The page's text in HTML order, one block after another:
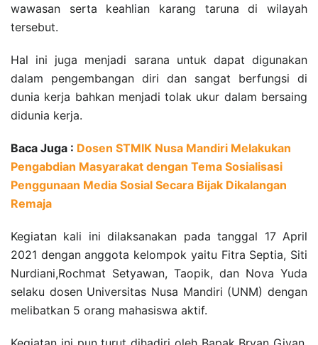
wawasan serta keahlian karang taruna di wilayah
tersebut.
Hal ini juga menjadi sarana untuk dapat digunakan
dalam pengembangan diri dan sangat berfungsi di
dunia kerja bahkan menjadi tolak ukur dalam bersaing
didunia kerja.
Baca Juga : Dosen STMIK Nusa Mandiri Melakukan
Pengabdian Masyarakat dengan Tema Sosialisasi
Penggunaan Media Sosial Secara Bijak Dikalangan
Remaja
Kegiatan kali ini dilaksanakan pada tanggal 17 April
2021 dengan anggota kelompok yaitu Fitra Septia, Siti
Nurdiani,Rochmat Setyawan, Taopik, dan Nova Yuda
selaku dosen Universitas Nusa Mandiri (UNM) dengan
melibatkan 5 orang mahasiswa aktif.